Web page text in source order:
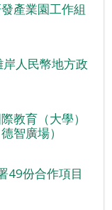
產業園工作組
人民幣地方政
教育（大學）
智廣場）
49份合作項目